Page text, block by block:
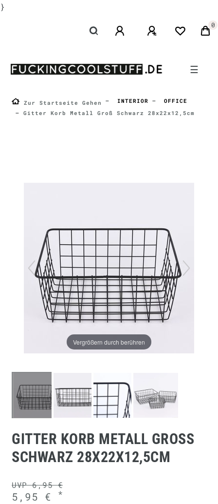
}
0
☰
Zur Startseite Gehen INTERIOR
OFFICE
Gitter Korb Metall Groß Schwarz 28x22x12,5cm
Vergrößern durch berühren
GITTER KORB METALL GROSS S
CHWARZ 28X22X12,5CM
UVP 6,95 €
5,95 € *